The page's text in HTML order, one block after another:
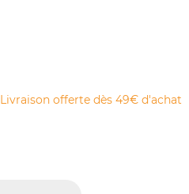
Livraison offerte dès 49€ d'achat